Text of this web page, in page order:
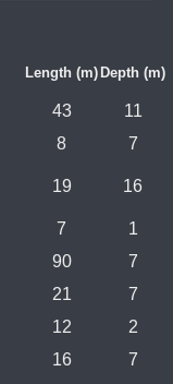
Length (m) Depth (m)
43
11
8 7
19 16
7
1
90
7
21
7
12
2
16
7